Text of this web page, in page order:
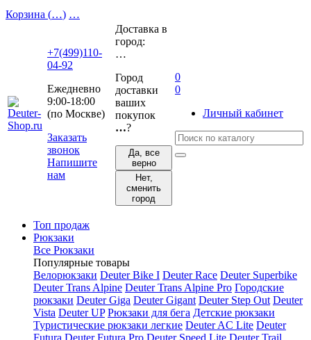
Корзина (…) …
+7(499)110-
04-92
Ежедневно
9:00-18:00
(по Москве)
Заказать
звонок
Напишите
нам
Доставка в
город:
…
Город
доставки
ваших
покупок
…?
Да, все
верно
Нет,
сменить
город
0
0
Личный кабинет
Топ продаж
Рюкзаки
Все Рюкзаки
Популярные товары
Велорюкзаки Deuter Bike I Deuter Race Deuter Superbike
Deuter Trans Alpine Deuter Trans Alpine Pro Городские
рюкзаки Deuter Giga Deuter Gigant Deuter Step Out Deuter
Vista Deuter UP Рюкзаки для бега Детские рюкзаки
Туристические рюкзаки легкие Deuter AС Lite Deuter
Futura Deuter Futura Pro Deuter Speed Lite Deuter Trail